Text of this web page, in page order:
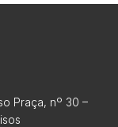
Praça, nº 30 –